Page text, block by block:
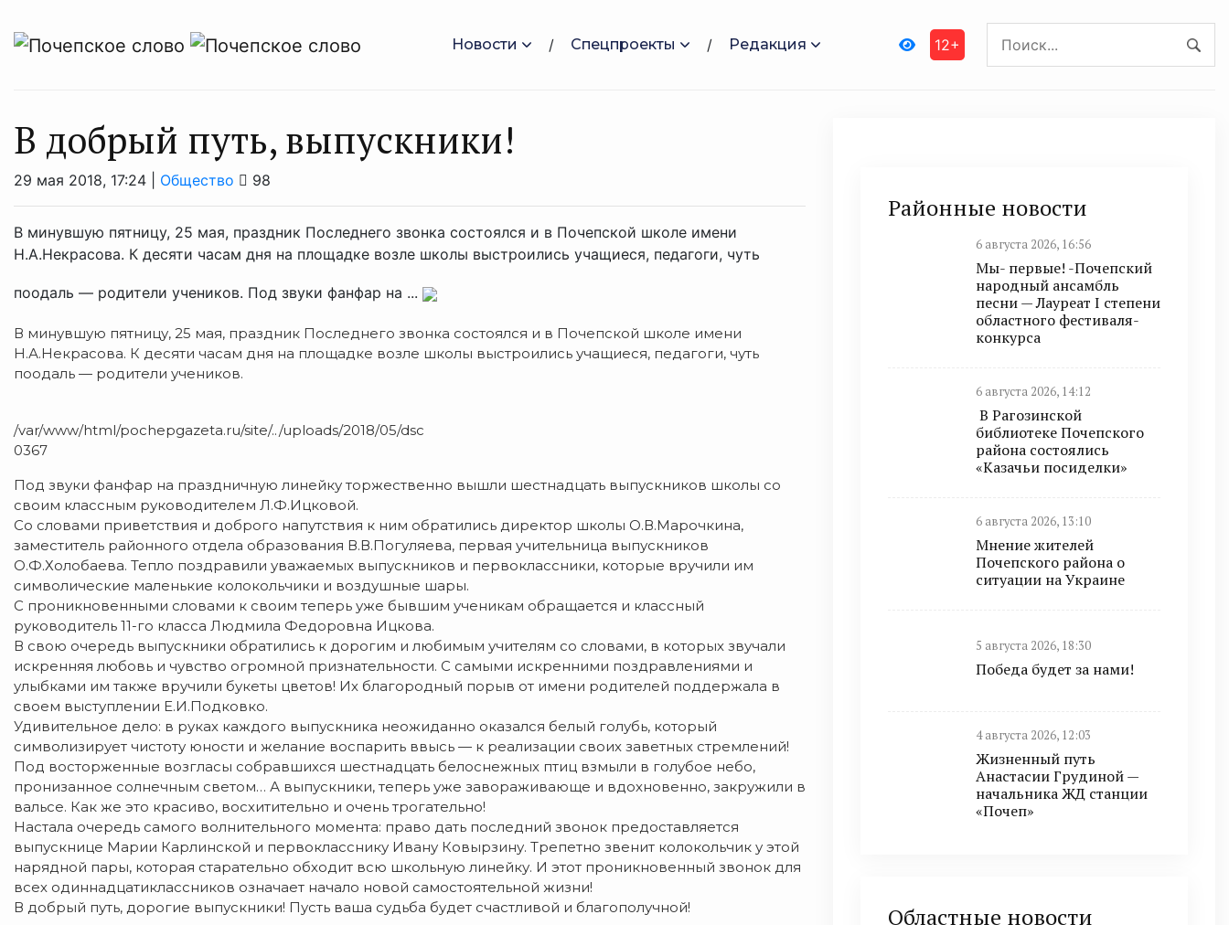
Новости Спецпроекты Редакция 12+
В добрый путь, выпускники!
29 мая 2018, 17:24 | Общество 98
В минувшую пятницу, 25 мая, праздник Последнего звонка состоялся и в Почепской школе имени
Н.А.Некрасова. К десяти часам дня на площадке возле школы выстроились учащиеся, педагоги, чуть
поодаль — родители учеников. Под звуки фанфар на ...
В минувшую пятницу, 25 мая, праздник Последнего звонка состоялся и в Почепской школе имени
Н.А.Некрасова. К десяти часам дня на площадке возле школы выстроились учащиеся, педагоги, чуть
поодаль — родители учеников.
/var/www/html/pochepgazeta.ru/site/../uploads/2018/05/dsc
0367
Под звуки фанфар на праздничную линейку торжественно вышли шестнадцать выпускников школы со
своим классным руководителем Л.Ф.Ицковой.
Со словами приветствия и доброго напутствия к ним обратились директор школы О.В.Марочкина,
заместитель районного отдела образования В.В.Погуляева, первая учительница выпускников
О.Ф.Холобаева. Тепло поздравили уважаемых выпускников и первоклассники, которые вручили им
символические маленькие колокольчики и воздушные шары.
С проникновенными словами к своим теперь уже бывшим ученикам обращается и классный
руководитель 11-го класса Людмила Федоровна Ицкова.
В свою очередь выпускники обратились к дорогим и любимым учителям со словами, в которых звучали
искренняя любовь и чувство огромной признательности. С самыми искренними поздравлениями и
улыбками им также вручили букеты цветов! Их благородный порыв от имени родителей поддержала в
своем выступлении Е.И.Подковко.
Удивительное дело: в руках каждого выпускника неожиданно оказался белый голубь, который
символизирует чистоту юности и желание воспарить ввысь — к реализации своих заветных стремлений!
Под восторженные возгласы собравшихся шестнадцать белоснежных птиц взмыли в голубое небо,
пронизанное солнечным светом… А выпускники, теперь уже завораживающе и вдохновенно, закружили в
вальсе. Как же это красиво, восхитительно и очень трогательно!
Настала очередь самого волнительного момента: право дать последний звонок предоставляется
выпускнице Марии Карлинской и первокласснику Ивану Ковырзину. Трепетно звенит колокольчик у этой
нарядной пары, которая старательно обходит всю школьную линейку. И этот проникновенный звонок для
всех одиннадцатиклассников означает начало новой самостоятельной жизни!
В добрый путь, дорогие выпускники! Пусть ваша судьба будет счастливой и благополучной!
Районные новости
6 августа 2026, 16:56
Мы- первые! -Почепский
народный ансамбль
песни — Лауреат I степени
областного фестиваля-
конкурса
6 августа 2026, 14:12
В Рагозинской
библиотеке Почепского
района состоялись
«Казачьи посиделки»
6 августа 2026, 13:10
Мнение жителей
Почепского района о
ситуации на Украине
5 августа 2026, 18:30
Победа будет за нами!
4 августа 2026, 12:03
Жизненный путь
Анастасии Грудиной —
начальника ЖД станции
«Почеп»
Областные новости